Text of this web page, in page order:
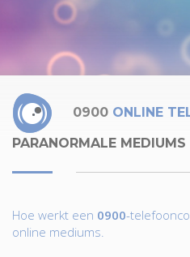
0900 ONLINE
PARANORMALE MEDIUMS
Hoe werkt een 0900-
online mediums.